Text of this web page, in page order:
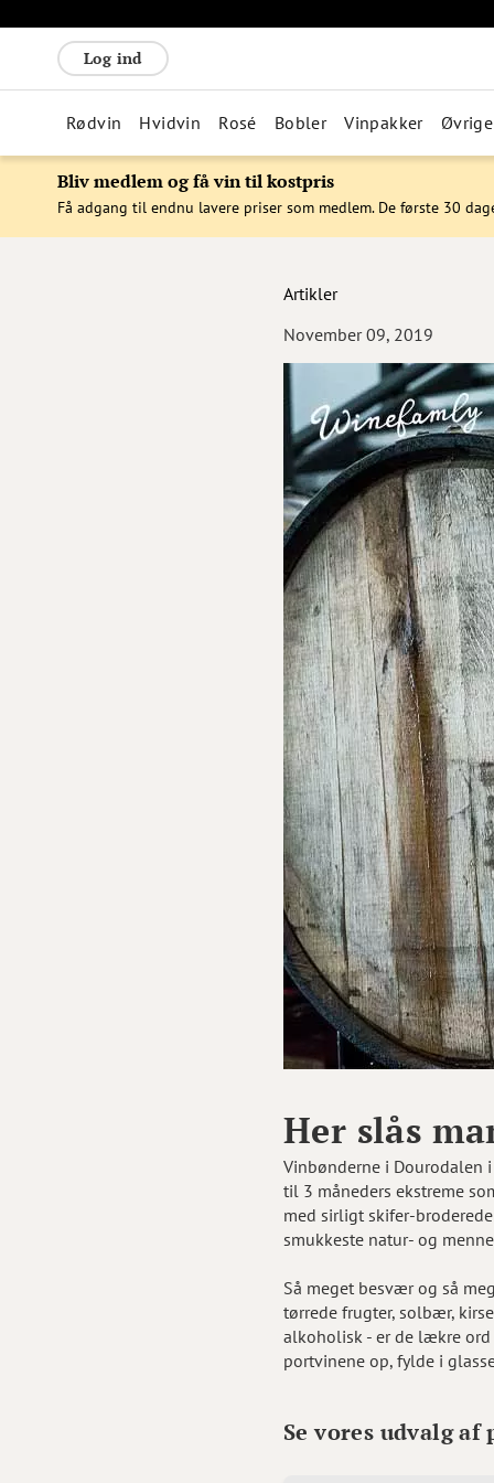
Log ind
Rødvin Hvidvin Rosé Bobler Vinpakker Øvrige
Bliv medlem og få vin til kostpris
Få adgang til endnu lavere priser som medlem. De første 30
Artikler
November 09, 2019
Her slås
Vinbønderne i Dourodalen
til 3 måneders ekstreme
med sirligt skifer-
smukkeste natur- og
Så meget besvær og så
tørrede frugter, solbær,
alkoholisk - er de lækre ord
portvinene op, fylde i
Se vores udvalg